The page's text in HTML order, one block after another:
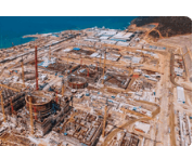
об этом была
благодаря выездной
которая была